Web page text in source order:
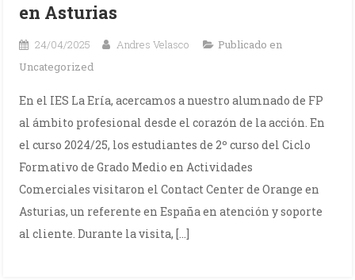
en Asturias
24/04/2025 Andres Velasco
Publicado en
Uncategorized
En el IES La Ería, acercamos a nuestro alumnado de FP
al ámbito profesional desde el corazón de la acción. En
el curso 2024/25, los estudiantes de 2º curso del Ciclo
Formativo de Grado Medio en Actividades
Comerciales visitaron el Contact Center de Orange en
Asturias, un referente en España en atención y soporte
al cliente. Durante la visita, […]